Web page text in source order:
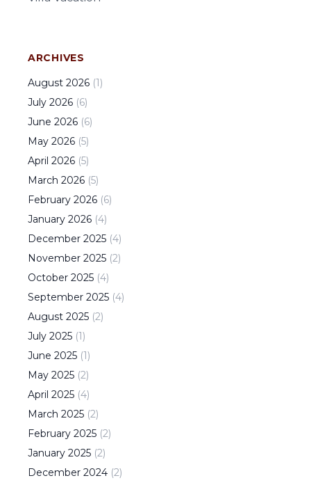
ARCHIVES
August 2026 (1)
July 2026 (6)
June 2026 (6)
May 2026 (5)
April 2026 (5)
March 2026 (5)
February 2026 (6)
January 2026 (4)
December 2025 (4)
November 2025 (2)
October 2025 (4)
September 2025 (4)
August 2025 (2)
July 2025 (1)
June 2025 (1)
May 2025 (2)
April 2025 (4)
March 2025 (2)
February 2025 (2)
January 2025 (2)
December 2024 (2)